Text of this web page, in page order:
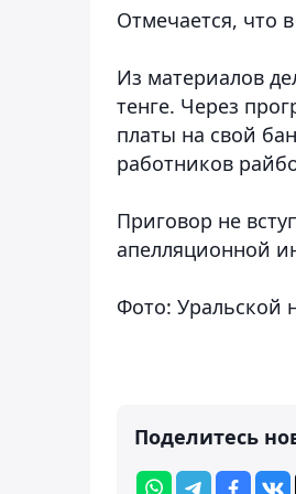
Отмечается, что
Из материалов
тенге. Через
платы на свой
работников
Приговор не
апелляционной
Фото: Уральской
Поделитесь